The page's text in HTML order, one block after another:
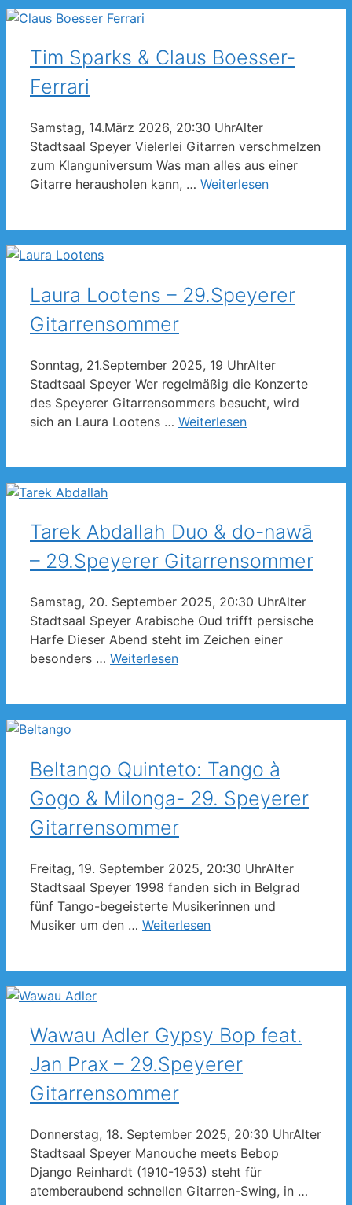
Tim Sparks & Claus Boesser-
Ferrari
Samstag, 14.März 2026, 20:30 UhrAlter
Stadtsaal Speyer Vielerlei Gitarren verschmelzen
zum Klanguniversum Was man alles aus einer
Gitarre herausholen kann, … Weiterlesen
Laura Lootens – 29.Speyerer
Gitarrensommer
Sonntag, 21.September 2025, 19 UhrAlter
Stadtsaal Speyer Wer regelmäßig die Konzerte
des Speyerer Gitarrensommers besucht, wird
sich an Laura Lootens … Weiterlesen
Tarek Abdallah Duo & do-nawā
– 29.Speyerer Gitarrensommer
Samstag, 20. September 2025, 20:30 UhrAlter
Stadtsaal Speyer Arabische Oud trifft persische
Harfe Dieser Abend steht im Zeichen einer
besonders … Weiterlesen
Beltango Quinteto: Tango à
Gogo & Milonga- 29. Speyerer
Gitarrensommer
Freitag, 19. September 2025, 20:30 UhrAlter
Stadtsaal Speyer 1998 fanden sich in Belgrad
fünf Tango-begeisterte Musikerinnen und
Musiker um den … Weiterlesen
Wawau Adler Gypsy Bop feat.
Jan Prax – 29.Speyerer
Gitarrensommer
Donnerstag, 18. September 2025, 20:30 UhrAlter
Stadtsaal Speyer Manouche meets Bebop
Django Reinhardt (1910-1953) steht für
atemberaubend schnellen Gitarren-Swing, in …